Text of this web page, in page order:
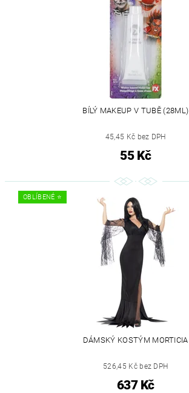
BÍLÝ MAKEUP V TUBĚ (28ML)
45,45 Kč bez DPH
55 Kč
OBLÍBENÉ ⭐️
DÁMSKÝ KOSTÝM MORTICIA
526,45 Kč bez DPH
637 Kč